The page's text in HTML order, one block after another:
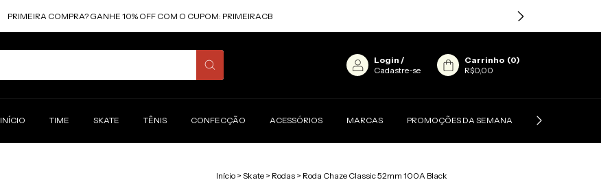
PRIMEIRA COMPRA? GANHE 10% OFF COM O CUPOM: PRIMEIRACB
Login /
Cadastre-se
Carrinho (0)
R$0,00
INÍCIO TIME SKATE TÊNIS CONFECÇÃO ACESSÓRIOS MARCAS PROMOÇÕES DA SEMANA CONTATO
Início > Skate > Rodas > Roda Chaze Classic 52mm 100A Black